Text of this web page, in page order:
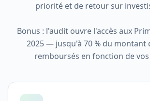
priorité et de retour sur
Bonus : l'audit ouvre l'accès aux
2025 — jusqu'à 70 % du montant
remboursés en fonction de